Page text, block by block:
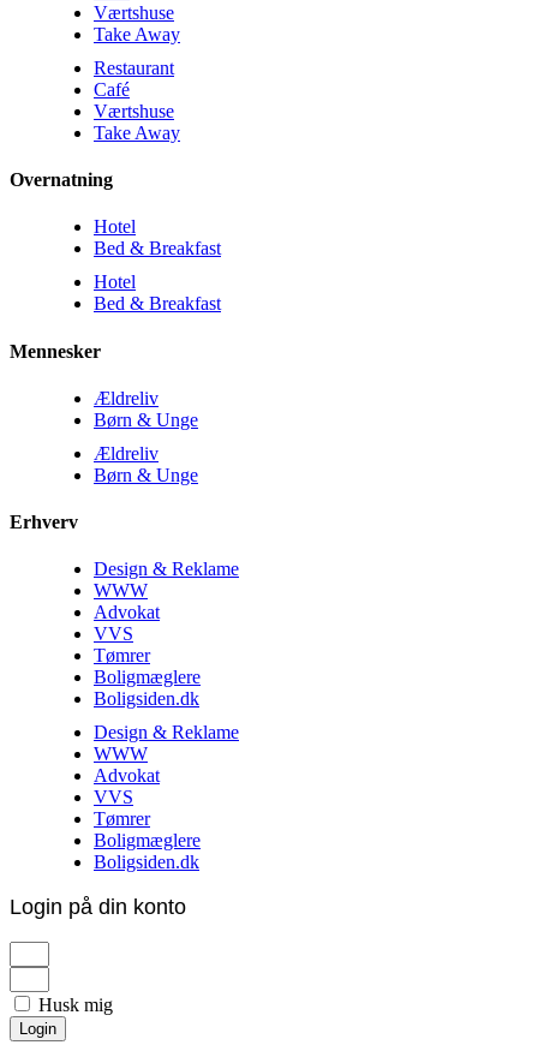
Værtshuse
Take Away
Restaurant
Café
Værtshuse
Take Away
Overnatning
Hotel
Bed & Breakfast
Hotel
Bed & Breakfast
Mennesker
Ældreliv
Børn & Unge
Ældreliv
Børn & Unge
Erhverv
Design & Reklame
WWW
Advokat
VVS
Tømrer
Boligmæglere
Boligsiden.dk
Design & Reklame
WWW
Advokat
VVS
Tømrer
Boligmæglere
Boligsiden.dk
Login på din konto
Husk mig
Login